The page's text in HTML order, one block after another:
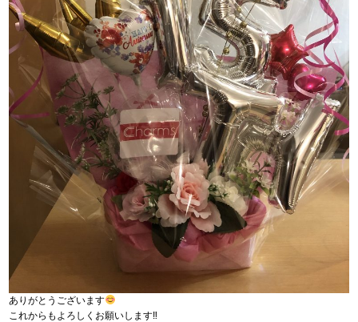
ありがとうございます
これからもよろしくお願いします‼︎